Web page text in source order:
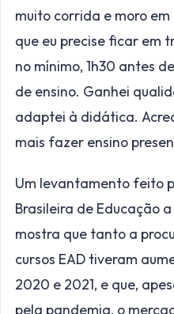
muito corrida e moro
que eu precise ficar em
no mínimo, 1h30 antes
de ensino. Ganhei
adaptei à didática.
mais fazer ensino
Um levantamento feito
Brasileira de Educação
mostra que tanto a
cursos EAD tiveram
2020 e 2021, e que,
pela pandemia, o